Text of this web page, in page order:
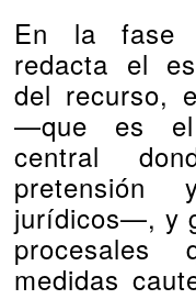
En la fase
redacta el
del recurso,
—que es el
central
pretensión
jurídicos—, y
procesales
medidas